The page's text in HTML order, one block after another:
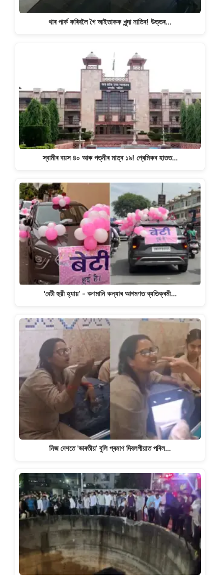
থাৰ পাৰ্ক কৰিবলৈ গৈ আইতাকক খুন্দা নাতিৰ! উত্তৰ…
স্বামীৰ বয়স ৪০ আৰু পত্নীৰ মাত্ৰ ১৯! প্ৰেমিকৰ হাতত…
'বেটী হুয়ী হ্যায়’ - কণমানি কন্যাৰ আগমণত ব্যতিক্ৰমী…
নিজ দেশতে 'ভাৰতীয়’ বুলি প্ৰমাণ দিবলগীয়াত পৰিল…